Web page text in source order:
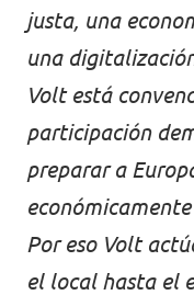
justa, una
una
Volt está
participación
preparar a
Por eso Volt
el local hasta el